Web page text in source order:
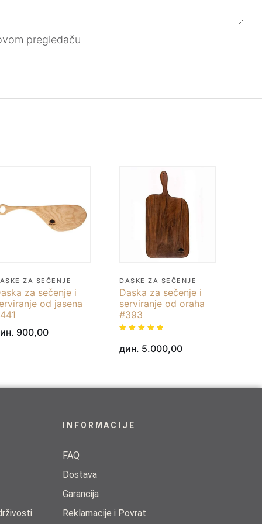
pregledaču
ZA SEČENJE
za sečenje i
od jasena
900,00
DASKE ZA SEČENJE
Daska za sečenje i
serviranje od oraha
#393
5.00
od 5
дин. 5.000,00
INFORMACIJE
FAQ
Dostava
Garancija
Reklamacije i Povrat